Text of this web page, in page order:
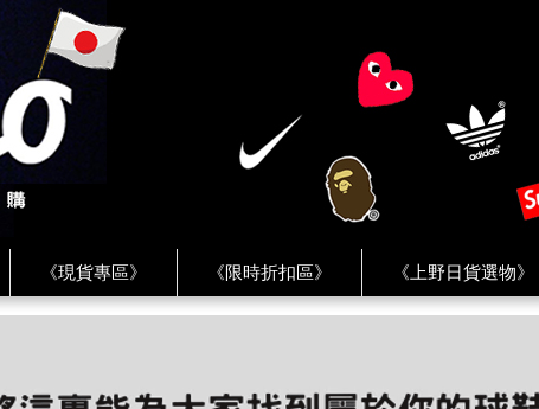
《現貨專區》 《限時折扣區》 《上野日貨選物》
《FREAK'S STORE》 《HUMAN MADE》 《Levi’s》